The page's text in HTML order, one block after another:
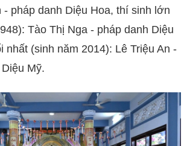
pháp danh Diệu Hoa, thí sinh lớn
Tào Thị Nga - pháp danh Diệu
nhất (sinh năm 2014): Lê Triệu An -
Mỹ.